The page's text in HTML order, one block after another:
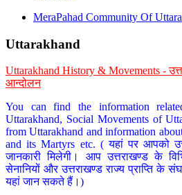
MeraPahad Community Of
Uttarakhand
Uttarakhand History & Movements -
आन्दोलन
You can find the information
Uttarakhand, Social Movements of
from Uttarakhand and information
and its Martyrs etc. ( यहां पर आपको
जानकारी मिलेगी। आप उत्तराखण्ड के
सेनानियों और उत्तराखण्ड राज्य प्राप्ति के
यहां जान सकते हैं।)